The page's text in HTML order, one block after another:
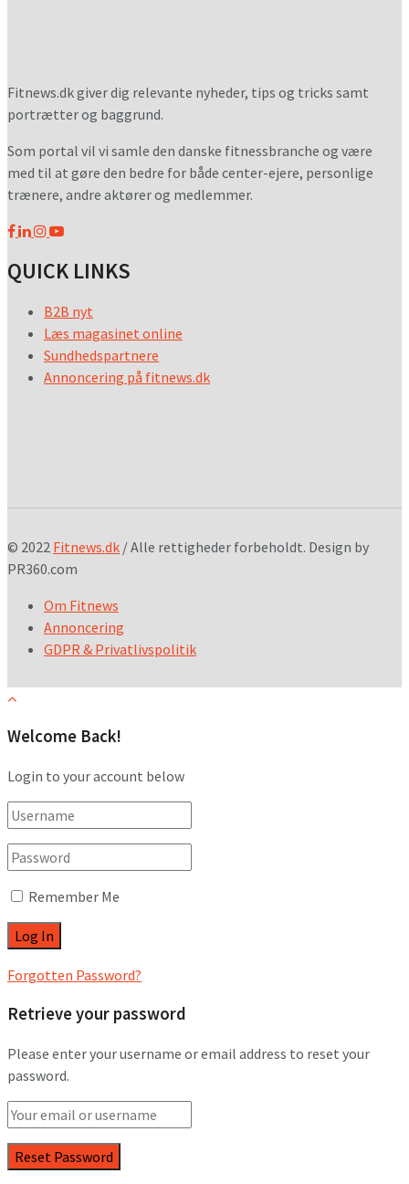
Fitnews.dk giver dig relevante nyheder, tips og tricks samt
portrætter og baggrund.
Som portal vil vi samle den danske fitnessbranche og være
med til at gøre den bedre for både center-ejere, personlige
trænere, andre aktører og medlemmer.
QUICK LINKS
B2B nyt
Læs magasinet online
Sundhedspartnere
Annoncering på fitnews.dk
© 2022 Fitnews.dk / Alle rettigheder forbeholdt. Design by
PR360.com
Om Fitnews
Annoncering
GDPR & Privatlivspolitik
Welcome Back!
Login to your account below
Remember Me
Forgotten Password?
Retrieve your password
Please enter your username or email address to reset your
password.